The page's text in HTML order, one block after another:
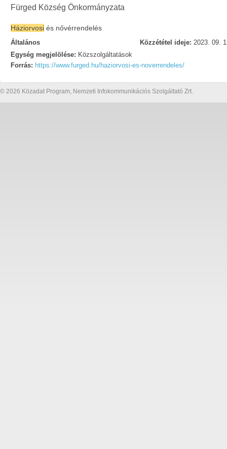
Fürged Község Önkormányzata
Háziorvosi és nővérrendelés
Általános Közzététel ideje: 2023. 09.
Egység megjelölése: Közszolgáltatások
Forrás: https://www.furged.hu/haziorvosi-es-noverrendeles/
© 2026 Közadat Program, Nemzeti Infokommunikációs Szolgáltató Zrt.